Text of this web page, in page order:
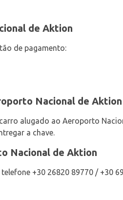
de Aktion
de pagamento:
Nacional de Aktion
alugado ao Aeroporto
a chave.
Nacional de Aktion
+30 26820 89770 / +30